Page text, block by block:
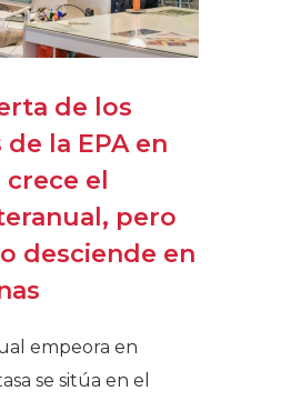
de los
la EPA en
el
pero
desciende en
empeora en
se sitúa en el